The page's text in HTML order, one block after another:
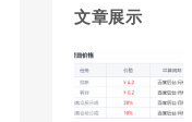
文章展示